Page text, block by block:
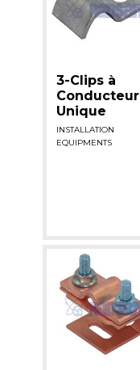
3-Clips à
Conducteur
Unique
INSTALLATION
EQUIPMENTS